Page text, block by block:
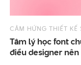
CẢM HỨNG THIẾT KẾ
Tâm lý học font
điều designer